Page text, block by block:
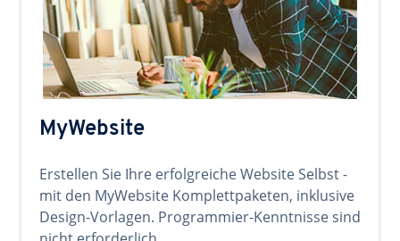
MyWebsite
Erstellen Sie Ihre erfolgreiche Website Selbst -
mit den MyWebsite Komplettpaketen, inklusive
Design-Vorlagen. Programmier-Kenntnisse sind